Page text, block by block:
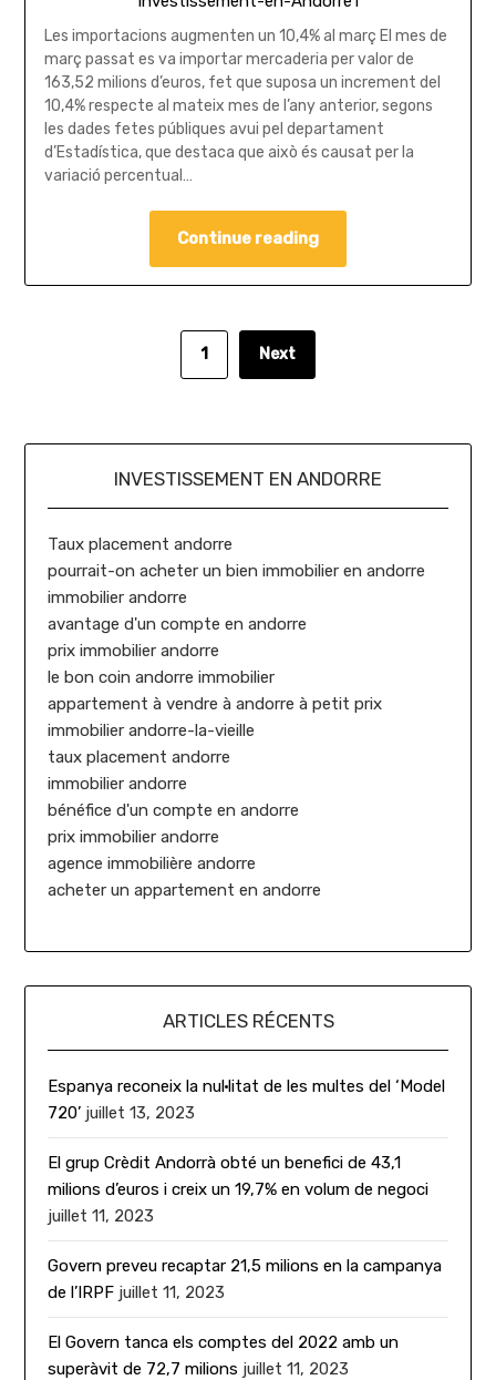
Les importacions augmenten un 10,4% al març El mes de
març passat es va importar mercaderia per valor de
163,52 milions d’euros, fet que suposa un increment del
10,4% respecte al mateix mes de l’any anterior, segons
les dades fetes públiques avui pel departament
d’Estadística, que destaca que això és causat per la
variació percentual…
Continue reading
1 Next
INVESTISSEMENT EN ANDORRE
Taux placement andorre
pourrait-on acheter un bien immobilier en andorre
immobilier andorre
avantage d'un compte en andorre
prix immobilier andorre
le bon coin andorre immobilier
appartement à vendre à andorre à petit prix
immobilier andorre-la-vieille
taux placement andorre
immobilier andorre
bénéfice d'un compte en andorre
prix immobilier andorre
agence immobilière andorre
acheter un appartement en andorre
ARTICLES RÉCENTS
Espanya reconeix la nul·litat de les multes del ‘Model
720’ juillet 13, 2023
El grup Crèdit Andorrà obté un benefici de 43,1
milions d’euros i creix un 19,7% en volum de negoci
juillet 11, 2023
Govern preveu recaptar 21,5 milions en la campanya
de l’IRPF juillet 11, 2023
El Govern tanca els comptes del 2022 amb un
superàvit de 72,7 milions juillet 11, 2023